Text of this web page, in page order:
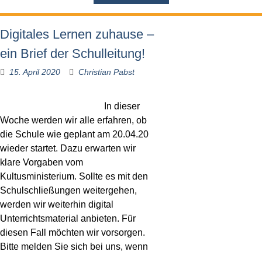
Digitales Lernen zuhause –
ein Brief der Schulleitung!
15. April 2020 Christian Pabst
In dieser
Woche werden wir alle erfahren, ob
die Schule wie geplant am 20.04.20
wieder startet. Dazu erwarten wir
klare Vorgaben vom
Kultusministerium. Sollte es mit den
Schulschließungen weitergehen,
werden wir weiterhin digital
Unterrichtsmaterial anbieten. Für
diesen Fall möchten wir vorsorgen.
Bitte melden Sie sich bei uns, wenn